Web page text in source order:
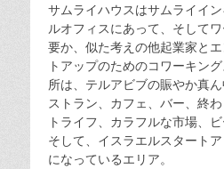
サムライハウスはサムライイ
ルオフィスにあって、そして
要か、似た考えの他起業家と
トアップのためのコワーキン
所は、テルアビブの賑やか真
ストラン、カフェ、バー、終
トライフ、カラフルな市場、
そして、イスラエルスタート
になっているエリア。